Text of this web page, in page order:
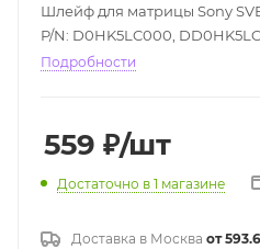
Шлейф для матрицы Sony
P/N: D0HK5LC000,
Подробности
559 ₽/шт
Достаточно в 1 магазине
Доставка в Москва от